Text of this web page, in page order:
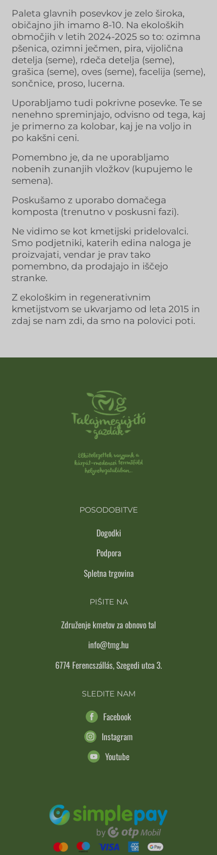
Paleta glavnih posevkov je zelo široka,
običajno jih imamo 8-10. Na ekoloških
območjih v letih 2024-2025 so to: ozimna
pšenica, ozimni ječmen, pira, vijolična
detelja (seme), rdeča detelja (seme),
grašica (seme), oves (seme), facelija (seme),
sončnice, proso, lucerna.
Uporabljamo tudi pokrivne posevke. Te se
nenehno spreminjajo, odvisno od tega, kaj
je primerno za kolobar, kaj je na voljo in
po kakšni ceni.
Pomembno je, da ne uporabljamo
nobenih zunanjih vložkov (kupujemo le
semena).
Poskušamo z uporabo domačega
komposta (trenutno v poskusni fazi).
Ne vidimo se kot kmetijski pridelovalci.
Smo podjetniki, katerih edina naloga je
proizvajati, vendar je prav tako
pomembno, da prodajajo in iščejo
stranke.
Z ekološkim in regenerativnim
kmetijstvom se ukvarjamo od leta 2015 in
zdaj se nam zdi, da smo na polovici poti.
POSODOBITVE
Dogodki
Podpora
Spletna trgovina
PIŠITE NA
Združenje kmetov za obnovo tal
info@tmg.hu
6774 Ferencszállás, Szegedi utca 3.
SLEDITE NAM
Facebook
Instagram
Youtube